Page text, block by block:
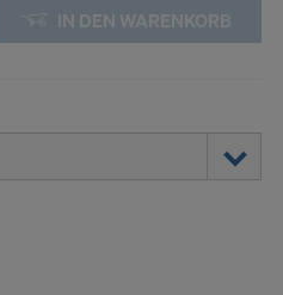
IN DEN WARENKORB